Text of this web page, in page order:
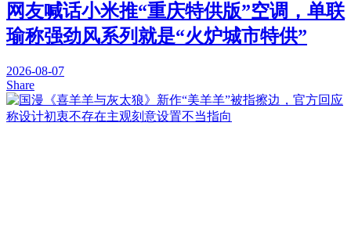
网友喊话小米推“重庆特供版”空调，单联
瑜称强劲风系列就是“火炉城市特供”
2026-08-07
Share